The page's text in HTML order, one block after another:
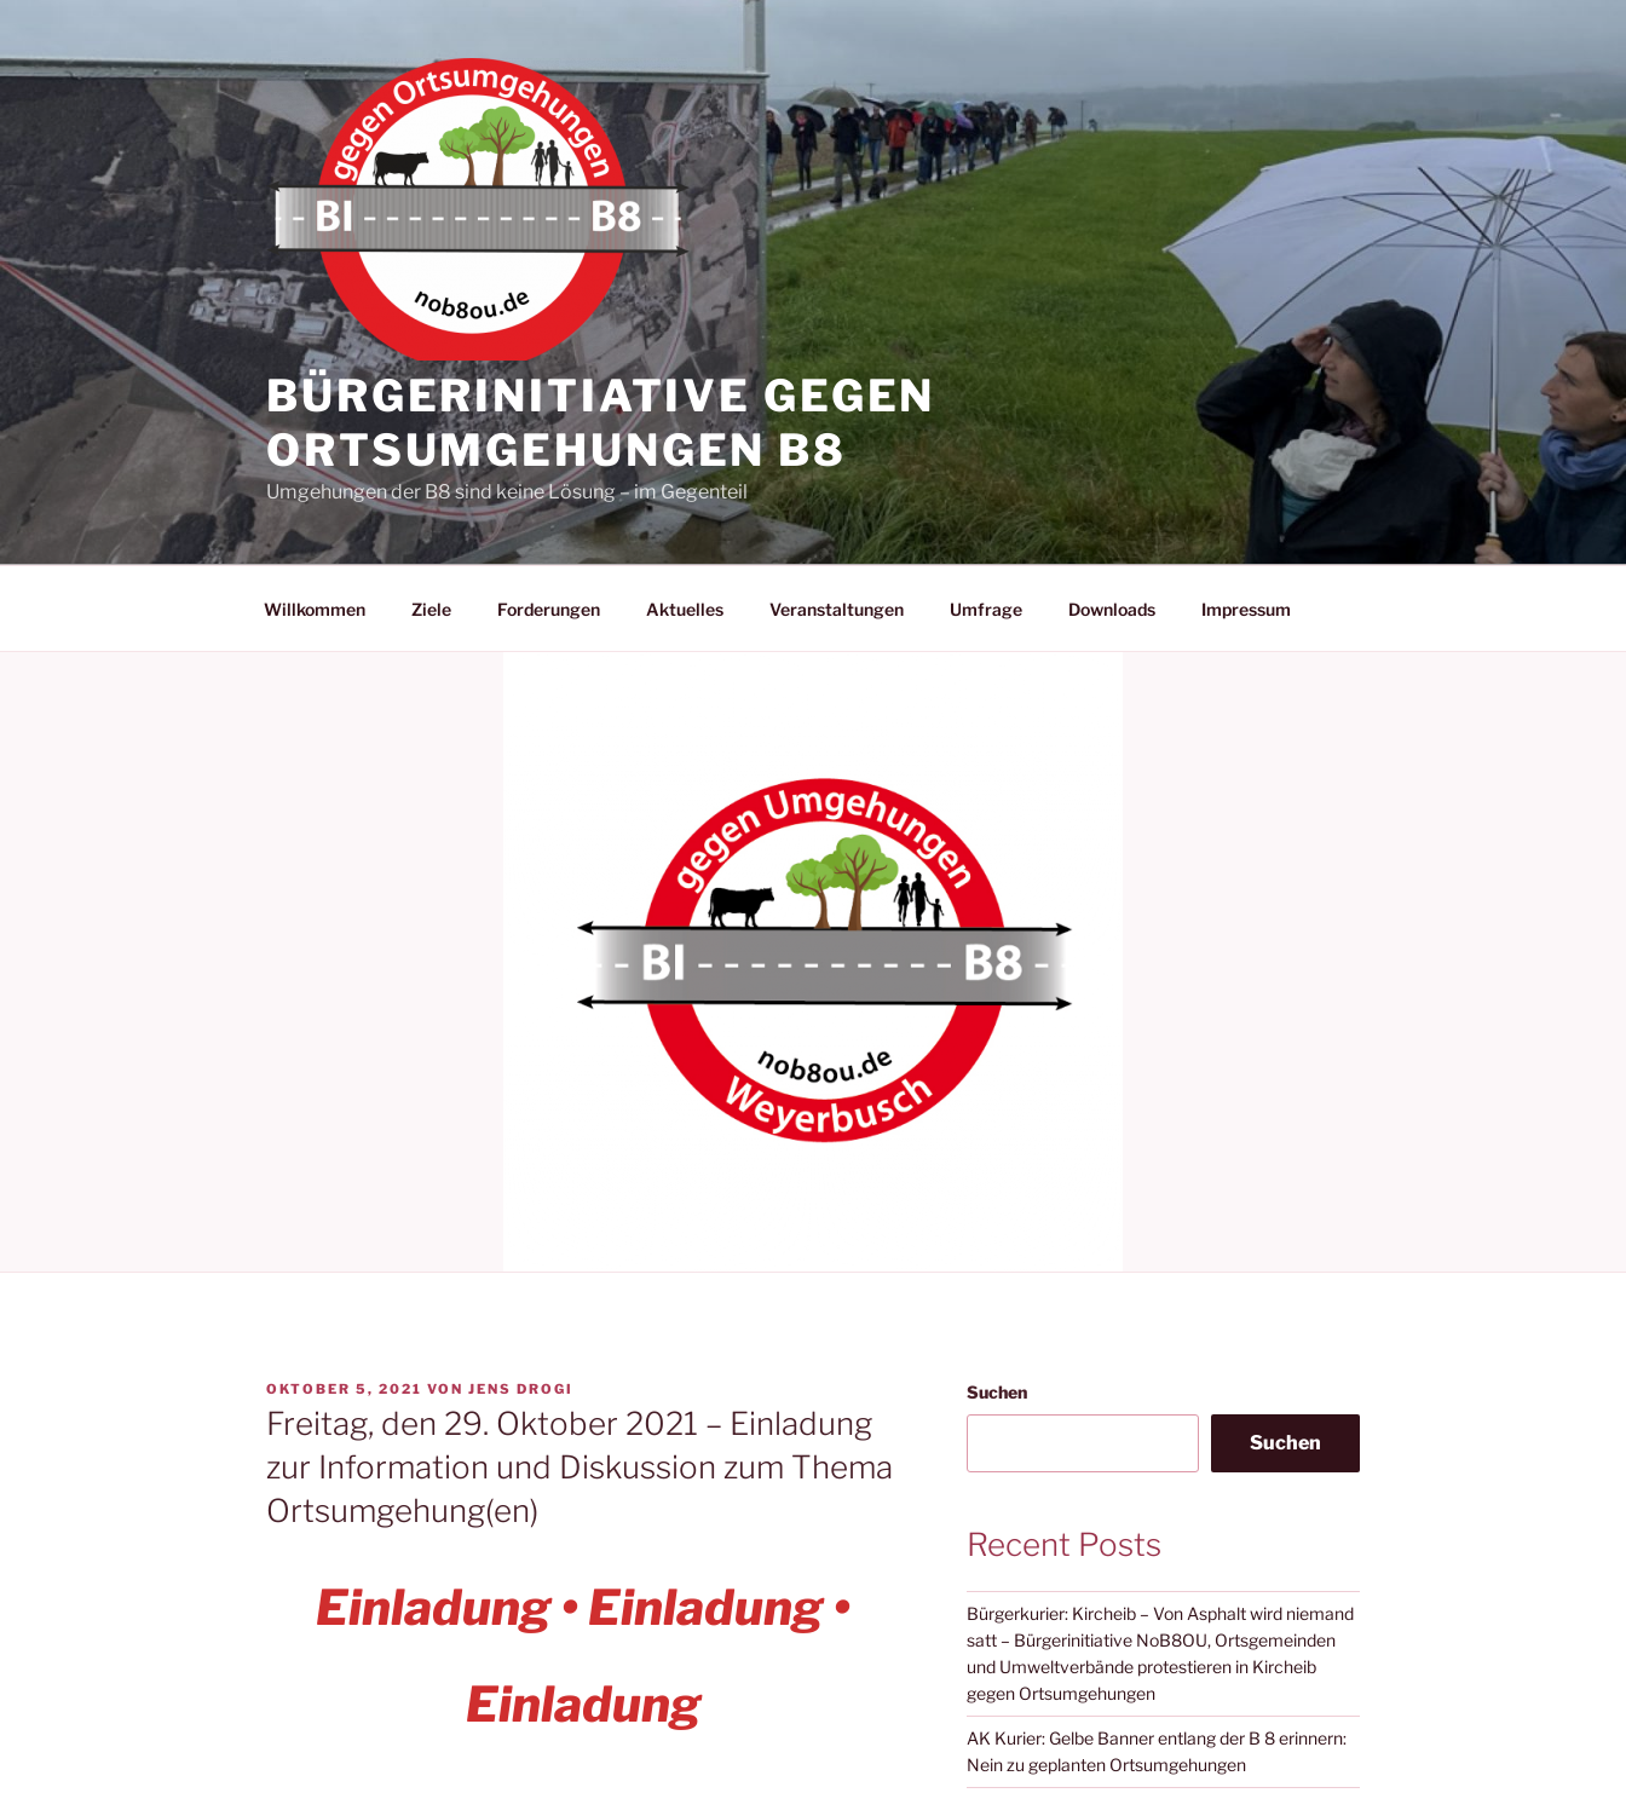
springen
BÜRGERINITIATIVE GEGEN
ORTSUMGEHUNGEN B8
Umgehungen der B8 sind keine Lösung – im Gegenteil
Willkommen Ziele Forderungen Aktuelles Veranstaltungen Umfrage Downloads Impressum
VERÖFFENTLICHT
AM
OKTOBER 5, 2021 VON JENS DROGI
Freitag, den 29. Oktober 2021 – Einladung
zur Information und Diskussion zum Thema
Ortsumgehung(en)
Einladung • Einladung •
Einladung
Suchen
Suchen
Recent Posts
Bürgerkurier: Kircheib – Von Asphalt wird niemand
satt – Bürgerinitiative NoB8OU, Ortsgemeinden
und Umweltverbände protestieren in Kircheib
gegen Ortsumgehungen
AK Kurier: Gelbe Banner entlang der B 8 erinnern:
Nein zu geplanten Ortsumgehungen